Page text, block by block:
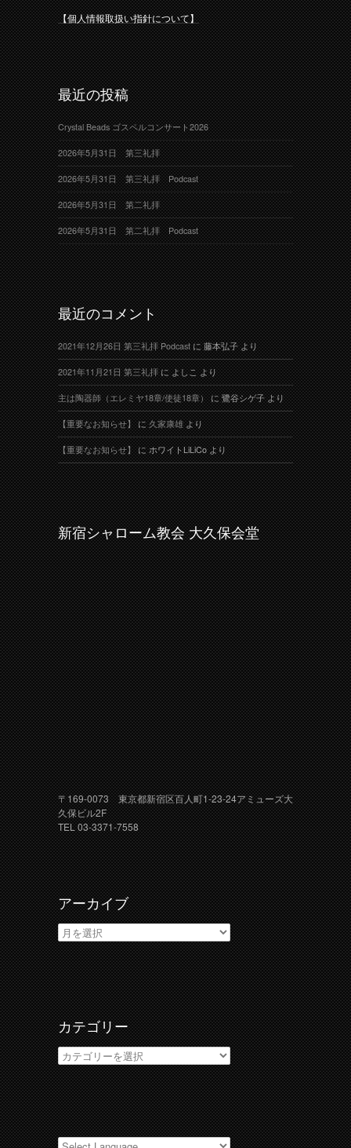
【個人情報取扱い指針について】
最近の投稿
Crystal Beads ゴスペルコンサート2026
2026年5月31日 第三礼拝
2026年5月31日 第三礼拝 Podcast
2026年5月31日 第二礼拝
2026年5月31日 第二礼拝 Podcast
最近のコメント
2021年12月26日 第三礼拝 Podcastに藤本弘子より
2021年11月21日 第三礼拝によしこより
主は陶器師（エレミヤ18章/使徒18章）に鷺谷シゲ子より
【重要なお知らせ】に久家康雄より
【重要なお知らせ】にホワイトLiLiCoより
新宿シャローム教会 大久保会堂
〒169-0073 東京都新宿区百人町1-23-24アミューズ大
久保ビル2F
TEL 03-3371-7558
アーカイブ
ア
ー
カ
イ
ブ
カテゴリー
カ
テ
ゴ
リ
ー